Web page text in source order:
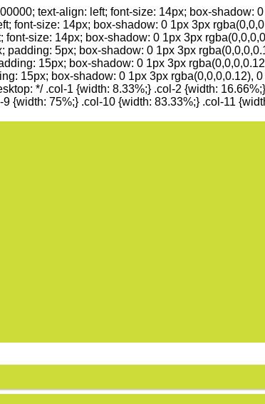
text-align: left; font-size: 14px; box-shadow:
font-size: 14px; box-shadow: 0 1px 3px
size: 14px; box-shadow: 0 1px 3px
5px; box-shadow: 0 1px 3px
15px; box-shadow: 0 1px 3px
15px; box-shadow: 0 1px 3px rgba(0,0,0,0.12),
*/ .col-1 {width: 8.33%;} .col-2 {width:
{width: 75%;} .col-10 {width: 83.33%;} .col-11